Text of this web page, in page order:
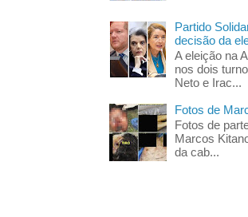
Partido
decisão da
A eleição na
nos dois
Neto e Irac...
Fotos de
Fotos de
Marcos
da cab...